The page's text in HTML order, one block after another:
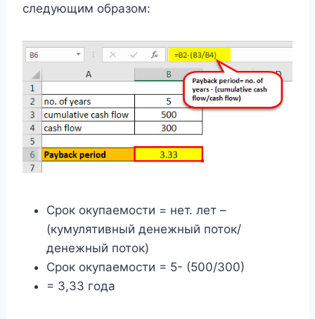
следующим образом:
Срок окупаемости = нет. лет –
(кумулятивный денежный поток/
денежный поток)
Срок окупаемости = 5- (500/300)
= 3,33 года